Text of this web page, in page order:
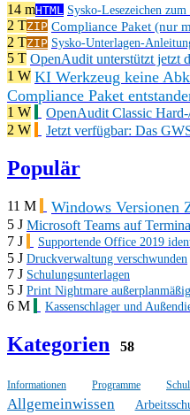
14 mHTML Sysko-Lesezeichen
2 TZIP Compliance Paket (nur
2 TZIP Sysko-Unterlagen-
5 T OpenAudit unterstützt jetzt
1 W KI Werkzeug keine
Compliance Paket
1 W
OpenAudit Classic
2 W
Jetzt verfügbar: Das
Populär
11 M Windows Versionen
5 J Microsoft Teams auf
7 J
Supportende Office 2019
5 J Druckverwaltung verschwunden
7 J Schulungsunterlagen
5 J Print Nightmare
6 M Kassenschlager und
Kategorien 58
Informationen Programme
Allgemeinwissen